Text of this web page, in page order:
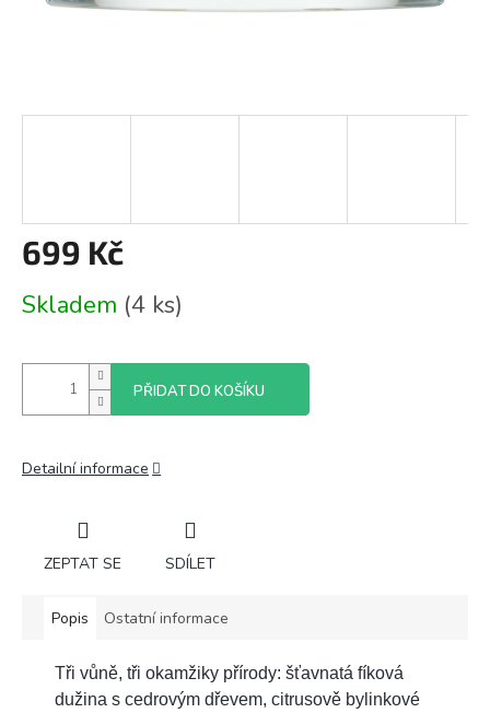
699 Kč
cena:
Skladem (4 ks)
PŘIDAT DO KOŠÍKU
Detailní informace
ZEPTAT SE SDÍLET
Popis Ostatní informace
Tři vůně, tři okamžiky přírody: šťavnatá fíková
dužina s cedrovým dřevem, citrusově bylinkové